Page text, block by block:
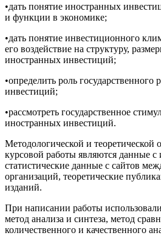
•дать понятие иностранных
и функции в экономике;
•дать понятие инвестиционного
его воздействие на структуру,
иностранных инвестиций;
•определить роль государственного
инвестиций;
•рассмотреть государственное
иностранных инвестиций.
Методологической и теоретической
курсовой работы являются данные
статистические данные с сайтов
организаций, теоретические
изданий.
При написании работы
метод анализа и синтеза, метод
количественного и качественного